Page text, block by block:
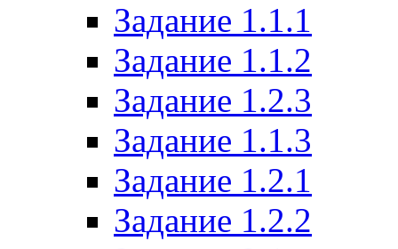
Задание 1.1.1
Задание 1.1.2
Задание 1.2.3
Задание 1.1.3
Задание 1.2.1
Задание 1.2.2